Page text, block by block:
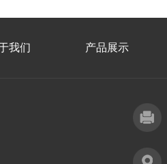
我们 产品展示